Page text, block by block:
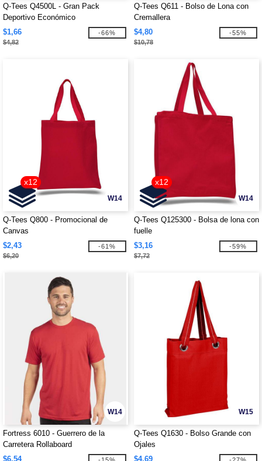
Q-Tees Q4500L - Gran Pack
Deportivo Económico
$1,66
$4,82
-66%
Q-Tees Q611 - Bolso de Lona con
Cremallera
$4,80
$10,78
-55%
W14
x12
Q-Tees Q800 - Promocional de
Canvas
$2,43
$6,20
-61%
W14
x12
Q-Tees Q125300 - Bolsa de lona con
fuelle
$3,16
$7,72
-59%
W14
Fortress 6010 - Guerrero de la
Carretera Rollaboard
$6,54
W15
Q-Tees Q1630 - Bolso Grande con
Ojales
$4,69